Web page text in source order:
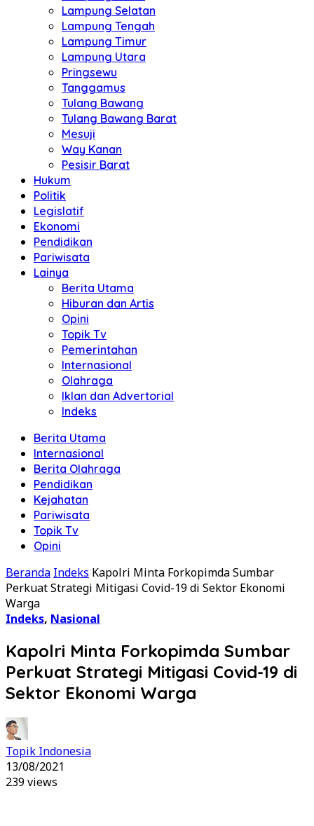
Lampung Selatan
Lampung Tengah
Lampung Timur
Lampung Utara
Pringsewu
Tanggamus
Tulang Bawang
Tulang Bawang Barat
Mesuji
Way Kanan
Pesisir Barat
Hukum
Politik
Legislatif
Ekonomi
Pendidikan
Pariwisata
Lainya
Berita Utama
Hiburan dan Artis
Opini
Topik Tv
Pemerintahan
Internasional
Olahraga
Iklan dan Advertorial
Indeks
Berita Utama
Internasional
Berita Olahraga
Pendidikan
Kejahatan
Pariwisata
Topik Tv
Opini
Beranda Indeks Kapolri Minta Forkopimda Sumbar
Perkuat Strategi Mitigasi Covid-19 di Sektor Ekonomi
Warga
Indeks, Nasional
Kapolri Minta Forkopimda Sumbar
Perkuat Strategi Mitigasi Covid-19 di
Sektor Ekonomi Warga
Topik Indonesia
13/08/2021
239 views